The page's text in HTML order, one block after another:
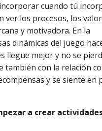
cuando tú
ver los procesos, los
y motivadora. En la
dinámicas del juego
llegue mejor y no se
también con la relación
y se siente en
a crear